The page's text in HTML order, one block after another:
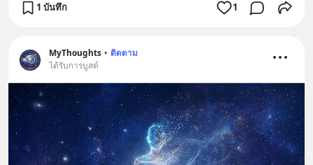
1 บันทึก 1
MyThoughts • ติดตาม
ได้รับการบูสต์